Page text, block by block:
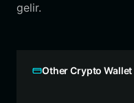
gelir.
Other Crypto Wallet